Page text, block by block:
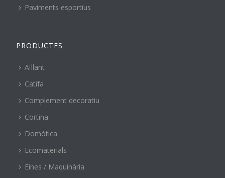
Paviments esportius
PRODUCTES
Aïllant
Catifa
Complement decoratiu
Cortina
Domòtica
Ecomaterials
Eines / Maquinària